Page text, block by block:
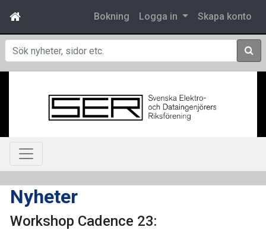
Bokning Logga in Skapa konto
Sök
Nyheter
Workshop Cadence 23: